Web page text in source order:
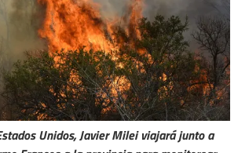
Unidos, Javier Milei viajará junto a